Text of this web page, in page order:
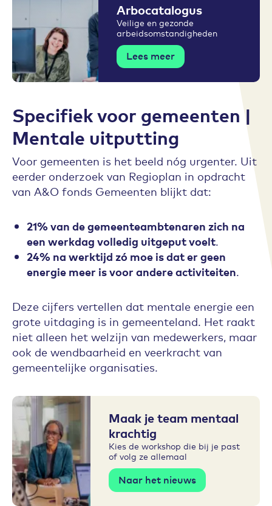
Arbocatalogus
Veilige en gezonde
arbeidsomstandigheden
Lees meer
Specifiek voor gemeenten |
Mentale uitputting
Voor gemeenten is het beeld nóg urgenter. Uit
eerder onderzoek van Regioplan in opdracht
van A&O fonds Gemeenten blijkt dat:
21% van de gemeenteambtenaren zich na
een werkdag volledig uitgeput voelt.
24% na werktijd zó moe is dat er geen
energie meer is voor andere activiteiten.
Deze cijfers vertellen dat mentale energie een
grote uitdaging is in gemeenteland. Het raakt
niet alleen het welzijn van medewerkers, maar
ook de wendbaarheid en veerkracht van
gemeentelijke organisaties.
Maak je team mentaal
krachtig
Kies de workshop die bij je past
of volg ze allemaal
Naar het nieuws